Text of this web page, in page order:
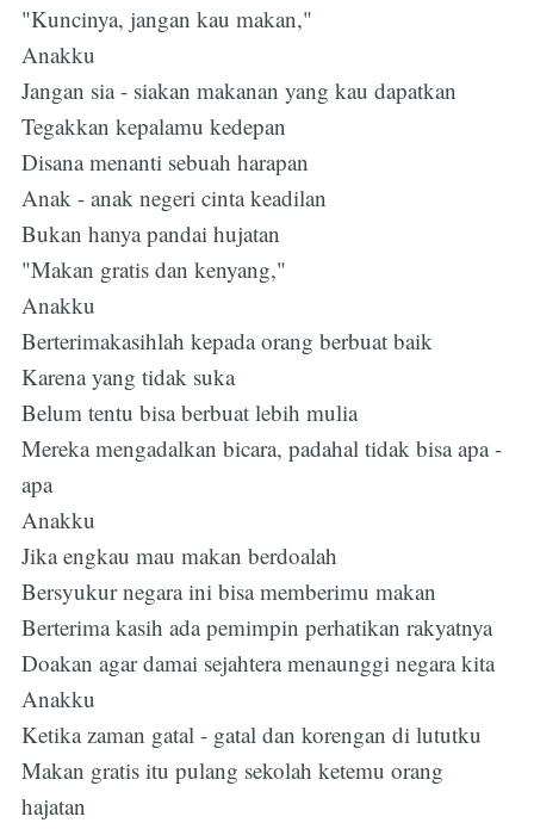
"Kuncinya, jangan kau makan,"
Anakku
Jangan sia - siakan makanan yang kau dapatkan
Tegakkan kepalamu kedepan
Disana menanti sebuah harapan
Anak - anak negeri cinta keadilan
Bukan hanya pandai hujatan
"Makan gratis dan kenyang,"
Anakku
Berterimakasihlah kepada orang berbuat baik
Karena yang tidak suka
Belum tentu bisa berbuat lebih mulia
Mereka mengadalkan bicara, padahal tidak bisa apa -
apa
Anakku
Jika engkau mau makan berdoalah
Bersyukur negara ini bisa memberimu makan
Berterima kasih ada pemimpin perhatikan rakyatnya
Doakan agar damai sejahtera menaunggi negara kita
Anakku
Ketika zaman gatal - gatal dan korengan di lututku
Makan gratis itu pulang sekolah ketemu orang
hajatan